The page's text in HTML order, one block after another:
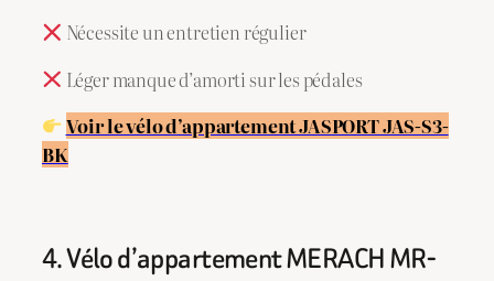
Nécessite un entretien régulier
Léger manque d’amorti sur les pédales
Voir le vélo d’appartement JASPORT JAS-S3-
BK
4. Vélo d’appartement MERACH MR-